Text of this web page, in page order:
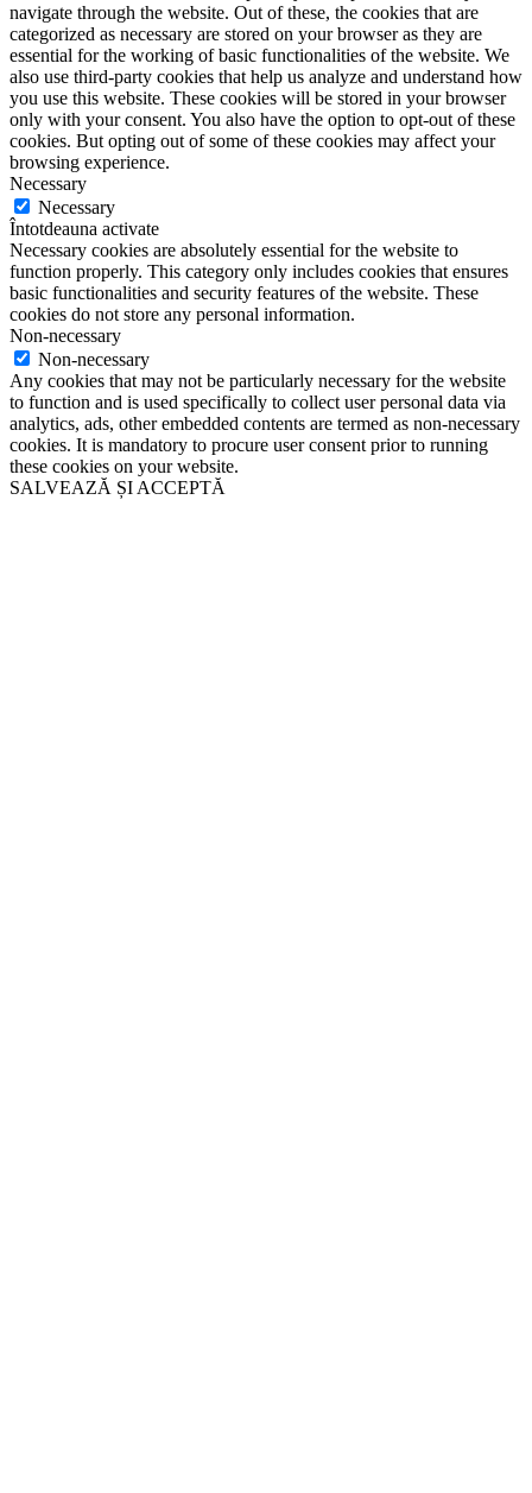
navigate through the website. Out of these, the cookies that are
categorized as necessary are stored on your browser as they are
essential for the working of basic functionalities of the website. We
also use third-party cookies that help us analyze and understand how
you use this website. These cookies will be stored in your browser
only with your consent. You also have the option to opt-out of these
cookies. But opting out of some of these cookies may affect your
browsing experience.
Necessary
Necessary
Întotdeauna activate
Necessary cookies are absolutely essential for the website to
function properly. This category only includes cookies that ensures
basic functionalities and security features of the website. These
cookies do not store any personal information.
Non-necessary
Non-necessary
Any cookies that may not be particularly necessary for the website
to function and is used specifically to collect user personal data via
analytics, ads, other embedded contents are termed as non-necessary
cookies. It is mandatory to procure user consent prior to running
these cookies on your website.
SALVEAZĂ ȘI ACCEPTĂ